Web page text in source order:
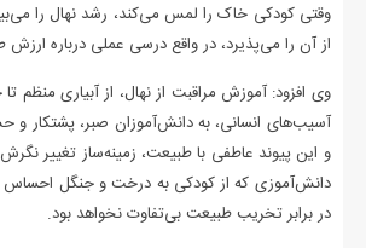
وقتی کودکی خاک را لمس می‌کند، رشد نهال را
از آن را می‌پذیرد، در واقع درسی عملی درباره
وی افزود: آموزش مراقبت از نهال، از آبیاری منظم
آسیب‌های انسانی، به دانش‌آموزان صبر، پشتکار
و این پیوند عاطفی با طبیعت، زمینه‌ساز تغییر
دانش‌آموزی که از کودکی به درخت و جنگل احساس
در برابر تخریب طبیعت بی‌تفاوت نخواهد بود.